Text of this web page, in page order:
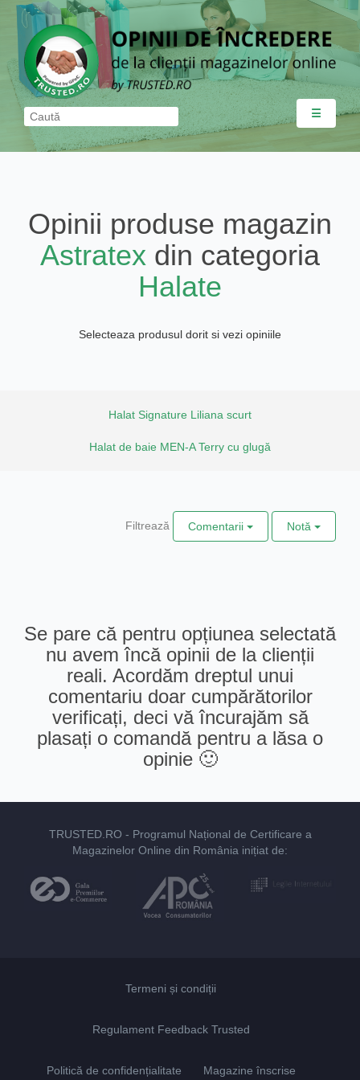
☰
Opinii produse magazin
Astratex din categoria
Halate
Selecteaza produsul dorit si vezi opiniile
Halat Signature Liliana scurt
Halat de baie MEN-A Terry cu glugă
Filtrează Comentarii Notă
Se pare că pentru opțiunea selectată
nu avem încă opinii de la clienții
reali. Acordăm dreptul unui
comentariu doar cumpărătorilor
verificați, deci vă încurajăm să
plasați o comandă pentru a lăsa o
opinie 🙂
TRUSTED.RO - Programul Național de Certificare a
Magazinelor Online din România inițiat de:
Termeni și condiții
Regulament Feedback Trusted
Politică de confidențialitate Magazine înscrise